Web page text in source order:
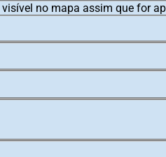
no mapa assim que for